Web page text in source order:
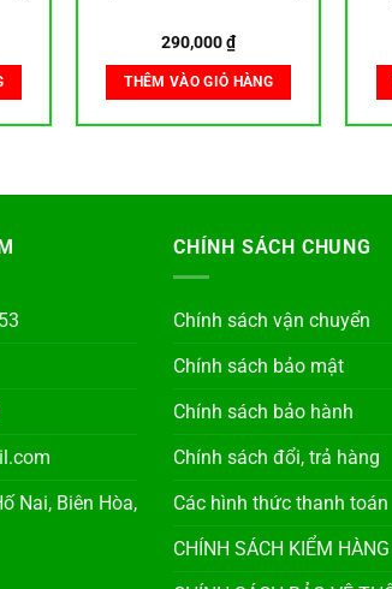
290,000₫
THÊM VÀO GIỎ HÀNG
Nai, Biên Hòa,
CHÍNH SÁCH CHUNG
Chính sách vận chuyển
Chính sách bảo mật
Chính sách bảo hành
Chính sách đổi, trả hàng
Các hình thức thanh toán
CHÍNH SÁCH KIỂM HÀNG